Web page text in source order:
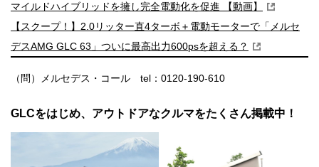
マイルドハイブリッドを擁し完全電動化を促進 【動画】
【スクープ！】2.0リッター直4ターボ＋電動モーターで「メルセ
デスAMG GLC 63」ついに最高出力600psを超える？
（問）メルセデス・コール tel：0120-190-610
GLCをはじめ、アウトドアなクルマをたくさん掲載中！